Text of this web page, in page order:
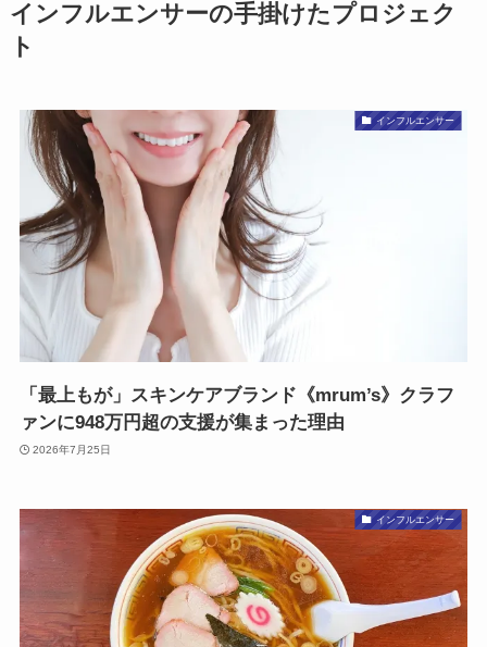
インフルエンサーの手掛けたプロジェク
ト
インフルエンサー
「最上もが」スキンケアブランド《mrum’s》クラフ
ァンに948万円超の支援が集まった理由
2026年7月25日
インフルエンサー